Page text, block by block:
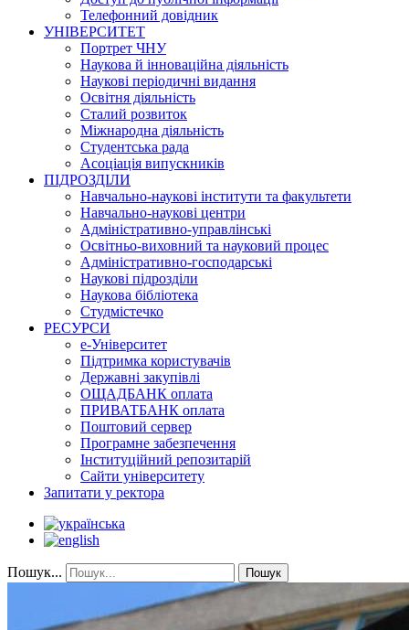
Телефонний довідник
УНІВЕРСИТЕТ
Портрет ЧНУ
Наукова й інноваційна діяльність
Наукові періодичні видання
Освітня діяльність
Сталий розвиток
Міжнародна діяльність
Студентська рада
Асоціація випускників
ПІДРОЗДІЛИ
Навчально-наукові інститути та факультети
Навчально-наукові центри
Адміністративно-управлінські
Освітньо-виховний та науковий процес
Адміністративно-господарські
Наукові підрозділи
Наукова бібліотека
Студмістечко
РЕСУРСИ
е-Університет
Підтримка користувачів
Державні закупівлі
ОЩАДБАНК оплата
ПРИВАТБАНК оплата
Поштовий сервер
Програмне забезпечення
Інституційний репозитарій
Сайти університету
Запитати у ректора
Пошук... Пошук